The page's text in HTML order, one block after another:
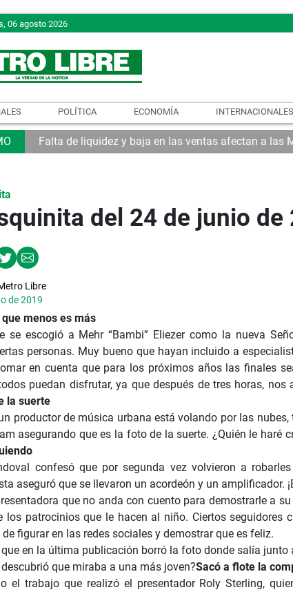
06 agosto 2026
POLÍTICA ECONOMÍA INTERNACIONALES
Falta de liquidez y baja en las ventas afectan a las
del 24 de junio de
Libre
de 2019
menos es más
se escogió a Mehr “Bambi” Eliezer como la nueva
personas. Muy bueno que hayan incluido a
en cuenta que para los próximos años las finales
puedan disfrutar, ya que después de tres horas, nos
la suerte
productor de música urbana está volando por las
asegurando que es la foto de la suerte. ¿Quién le haré
confesó que por segunda vez volvieron a
aseguró que se llevaron un acordeón y un amplificador.
que no anda con cuento para demostrarle a
los patrocinios que le hacen al niño. Ciertos seguidores
figurar en las redes sociales y demostrar que es feliz.
que en la última publicación borró la foto donde salía junto
que miraba a una más joven?Sacó a flote la
el trabajo que realizó el presentador Roly Sterling,